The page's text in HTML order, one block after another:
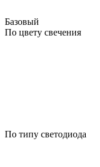
Базовый
По цвету свечения
По типу светодиода